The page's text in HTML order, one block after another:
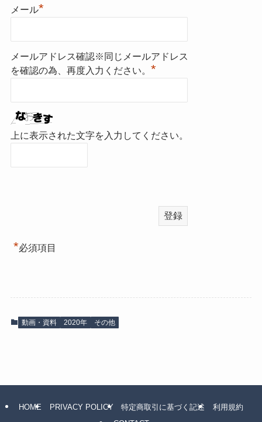
メール*
メールアドレス確認※同じメールアドレス
を確認の為、再度入力ください。 *
上に表示された文字を入力してください。
*必須項目
動画・資料 2020年 その他
HOME PRIVACY POLICY 特定商取引に基づく記述
利用規約